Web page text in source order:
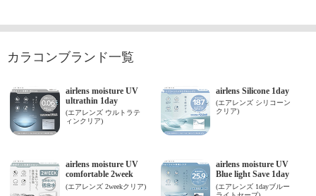
カラコンブランド一覧